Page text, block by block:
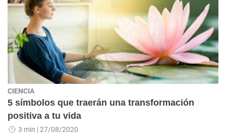
CIENCIA
5 símbolos que traerán una transformación
positiva a tu vida
3 min | 27/08/2020